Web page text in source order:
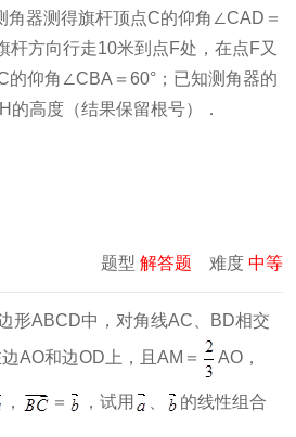
角器测得旗杆顶点C的仰角∠CAD＝
杆方向行走10米到点F处，在点F又
的仰角∠CBA＝60°；已知测角器的
的高度（结果保留根号）．
题型 解答题 难度 中等
形ABCD中，对角线AC、BD相交
AO和边OD上，且AM＝
AO，
， ＝ ，试用 的线性组合